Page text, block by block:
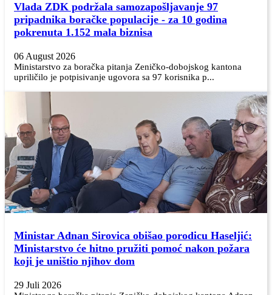
Vlada ZDK podržala samozapošljavanje 97
pripadnika boračke populacije - za 10 godina
pokrenuta 1.152 mala biznisa
06 August 2026
Ministarstvo za boračka pitanja Zeničko-dobojskog kantona
upriličilo je potpisivanje ugovora sa 97 korisnika p...
Ministar Adnan Sirovica obišao porodicu Haseljić:
Ministarstvo će hitno pružiti pomoć nakon požara
koji je uništio njihov dom
29 Juli 2026